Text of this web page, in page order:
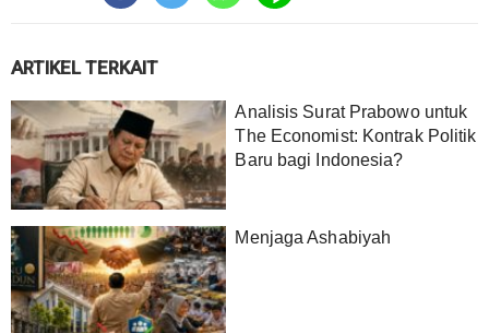
ARTIKEL TERKAIT
Analisis Surat Prabowo untuk
The Economist: Kontrak Politik
Baru bagi Indonesia?
Menjaga Ashabiyah